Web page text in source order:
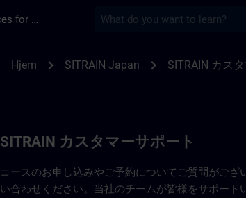
Training Services for Digital Industries
Hjem chevron_right SITRAIN Japan chevron_right SITRAIN カス
SITRAIN カスタマーサポート
コースのお申し込みやご予約についてご質問がご
い合わせください。当社のチームが皆様をサポート